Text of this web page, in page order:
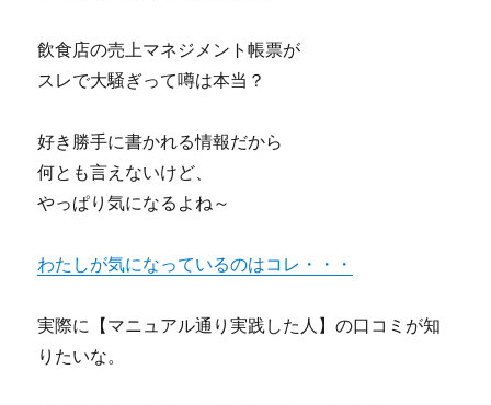
飲食店の売上マネジメント帳票が
スレで大騒ぎって噂は本当？
好き勝手に書かれる情報だから
何とも言えないけど、
やっぱり気になるよね～
わたしが気になっているのはコレ・・・
実際に【マニュアル通り実践した人】の口コミが知
りたいな。